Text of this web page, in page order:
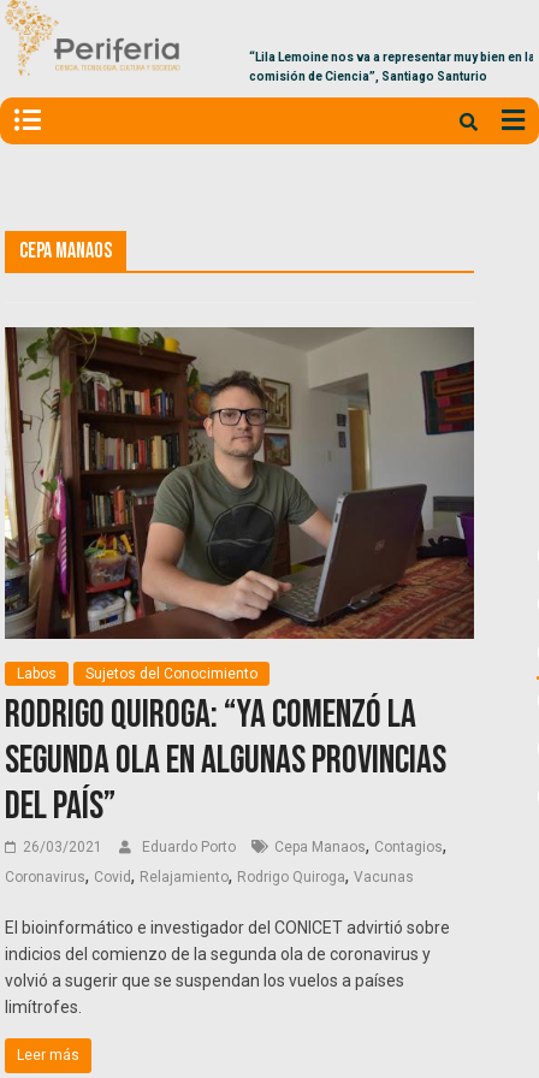
“Lila Lemoine nos va a representar muy bien en la
comisión de Ciencia”, Santiago Santurio
Cepa Manaos
Labos Sujetos del Conocimiento
Rodrigo Quiroga: “Ya comenzó la
segunda ola en algunas provincias
del país”
26/03/2021 Eduardo Porto Cepa Manaos, Contagios,
Coronavirus, Covid, Relajamiento, Rodrigo Quiroga,Vacunas
El bioinformático e investigador del CONICET advirtió sobre
indicios del comienzo de la segunda ola de coronavirus y
volvió a sugerir que se suspendan los vuelos a países
limítrofes.
Leer más